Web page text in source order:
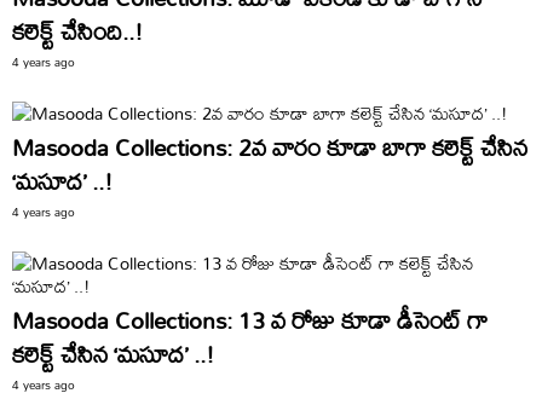
కలెక్ట్ చేసింది..!
4 years ago
Masooda Collections: 2వ వారం కూడా బాగా కలెక్ట్ చేసిన
‘మసూద’ ..!
4 years ago
Masooda Collections: 13 వ రోజు కూడా డీసెంట్ గా
కలెక్ట్ చేసిన ‘మసూద’ ..!
4 years ago